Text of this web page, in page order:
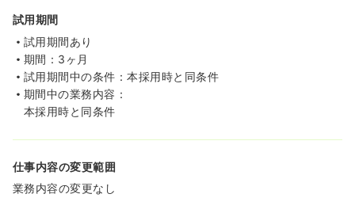
試用期間
試用期間あり
期間：3ヶ月
試用期間中の条件：本採用時と同条件
期間中の業務内容：
本採用時と同条件
仕事内容の変更範囲
業務内容の変更なし